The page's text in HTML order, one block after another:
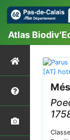
Atlas